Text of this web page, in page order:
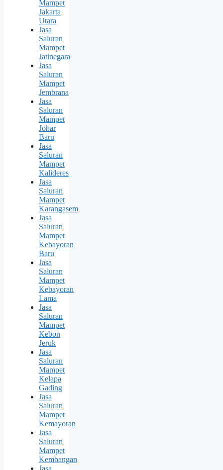
Mampet
Jakarta
Utara
Jasa
Saluran
Mampet
Jatinegara
Jasa
Saluran
Mampet
Jembrana
Jasa
Saluran
Mampet
Johar
Baru
Jasa
Saluran
Mampet
Kalideres
Jasa
Saluran
Mampet
Karangasem
Jasa
Saluran
Mampet
Kebayoran
Baru
Jasa
Saluran
Mampet
Kebayoran
Lama
Jasa
Saluran
Mampet
Kebon
Jeruk
Jasa
Saluran
Mampet
Kelapa
Gading
Jasa
Saluran
Mampet
Kemayoran
Jasa
Saluran
Mampet
Kembangan
Jasa